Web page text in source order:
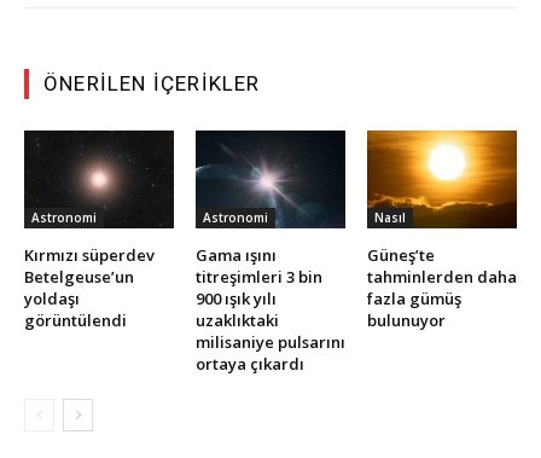
ÖNERILEN İÇERIKLER
Astronomi
Kırmızı süperdev
Betelgeuse’un
yoldaşı
görüntülendi
Astronomi
Gama ışını
titreşimleri 3 bin
900 ışık yılı
uzaklıktaki
milisaniye pulsarını
ortaya çıkardı
Nasıl
Güneş’te
tahminlerden daha
fazla gümüş
bulunuyor